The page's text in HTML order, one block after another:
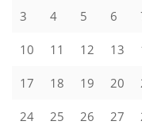
3 4 5 6
10 11 12 13
17 18 19 20
24 25 26 27